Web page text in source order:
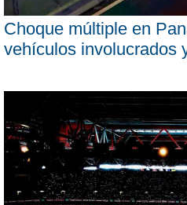
Choque múltiple en
vehículos involucrados